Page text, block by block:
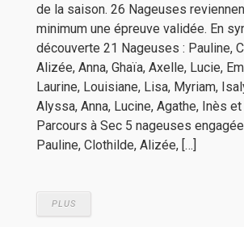
de la saison. 26 Nageuses
minimum une épreuve validée. En
découverte 21 Nageuses : Pauline,
Alizée, Anna, Ghaïa, Axelle, Lucie,
Laurine, Louisiane, Lisa, Myriam,
Alyssa, Anna, Lucine, Agathe, Inès
Parcours à Sec 5 nageuses
Pauline, Clothilde, Alizée, […]
PLUS